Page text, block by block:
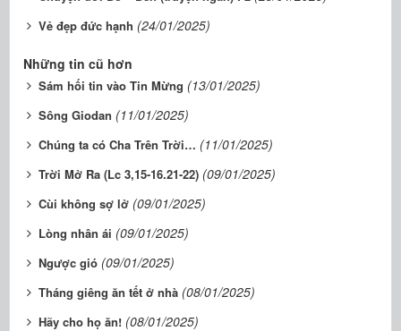
Vẻ đẹp đức hạnh (24/01/2025)
Những tin cũ hơn
Sám hối tin vào Tin Mừng (13/01/2025)
Sông Giodan (11/01/2025)
Chúng ta có Cha Trên Trời… (11/01/2025)
Trời Mở Ra (Lc 3,15-16.21-22) (09/01/2025)
Cùi không sợ lở (09/01/2025)
Lòng nhân ái (09/01/2025)
Ngược gió (09/01/2025)
Tháng giêng ăn tết ở nhà (08/01/2025)
Hãy cho họ ăn! (08/01/2025)